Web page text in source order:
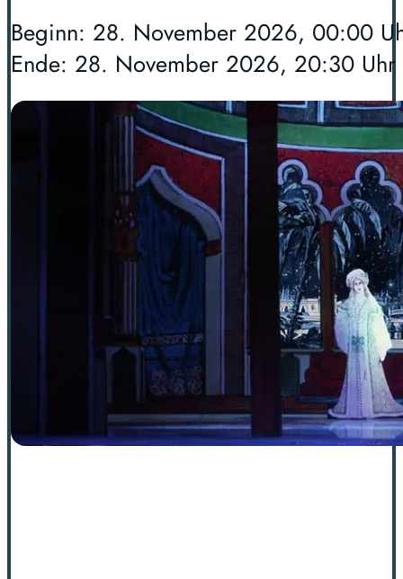
Beginn: 28. November 2026, 00:00
Ende: 28. November 2026, 20:30 Uhr